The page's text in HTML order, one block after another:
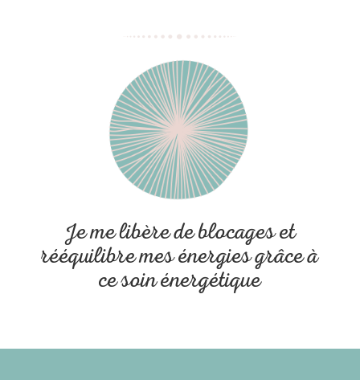
Je me libère de blocages et
rééquilibre mes énergies grâce à
ce soin énergétique